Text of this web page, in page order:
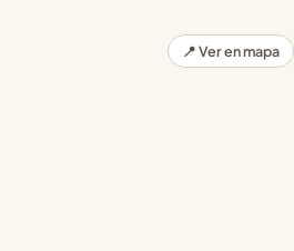
📍 Ver en mapa